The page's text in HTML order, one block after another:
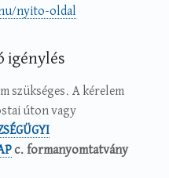
nyito-oldal
igénylés
szükséges. A kérelem
úton vagy
c. formanyomtatvány